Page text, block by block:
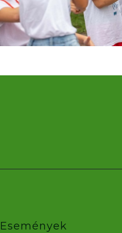
Események